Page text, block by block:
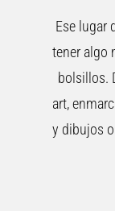
Ese lugar
tener algo
bolsillos.
art,
y dibujos